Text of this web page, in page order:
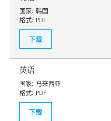
国家: 韩国
格式: PDF
下载
英语
国家: 马来西亚
格式: PDF
下载